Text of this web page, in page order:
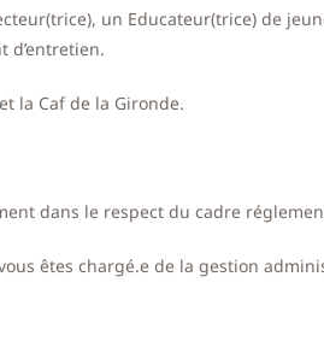
un Educateur(trice) de
d’entretien.
la Caf de la Gironde.
dans le respect du cadre
êtes chargé.e de la gestion